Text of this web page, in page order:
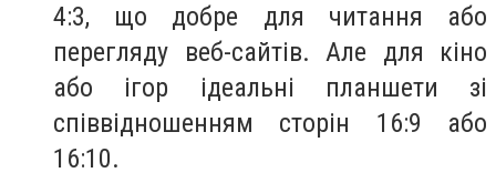
4:3, що добре для читання або
перегляду веб-сайтів. Але для кіно
або ігор ідеальні планшети зі
співвідношенням сторін 16:9 або
16:10.